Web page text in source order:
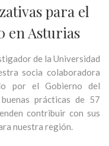
para el
en Asturias
de la Universidad
socia colaboradora
por el Gobierno del
prácticas de 57
contribuir con sus
nuestra región.